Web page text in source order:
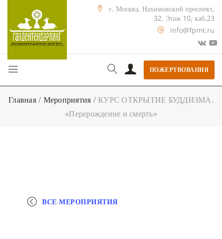
г. Москва, Нахимовский проспект,
32. Этаж 10, каб.23
info@fpmt.ru
ПОЖЕРТВОВАНИЯ
Главная/ Мероприятия / КУРС ОТКРЫТИЕ БУДДИЗМА.
«Перерождение и смерть»
ВСЕ МЕРОПРИЯТИЯ